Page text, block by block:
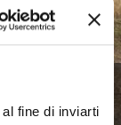
fine di inviarti
a